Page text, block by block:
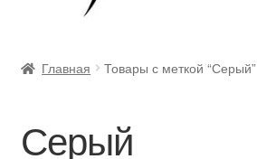
Контакты
Главная Товары с меткой “Серый”
Серый